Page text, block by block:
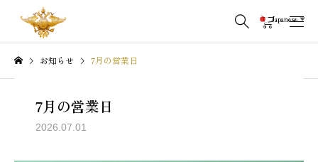
お知らせ 7月の営業日
7月の営業日
2026.07.01
Japanese ▼